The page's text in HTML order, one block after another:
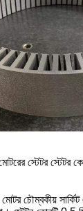
স্টেটর স্টেটর
চৌম্বকীয়